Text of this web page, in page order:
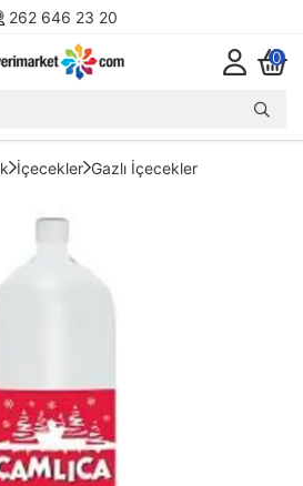
262 646 23 20
0
İçecekler Gazlı İçecekler